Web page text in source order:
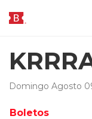
Domingo Agosto
Boletos